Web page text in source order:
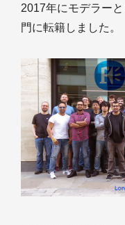
2017年にモデラー
門に転籍しました。